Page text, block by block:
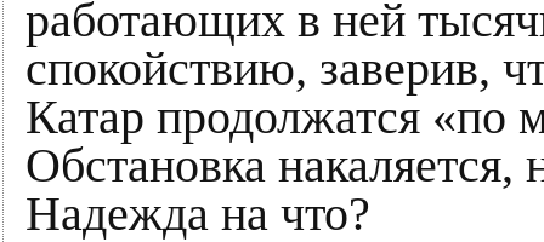
работающих в ней
спокойствию, заверив,
Катар продолжатся «по
Обстановка
Надежда на что?